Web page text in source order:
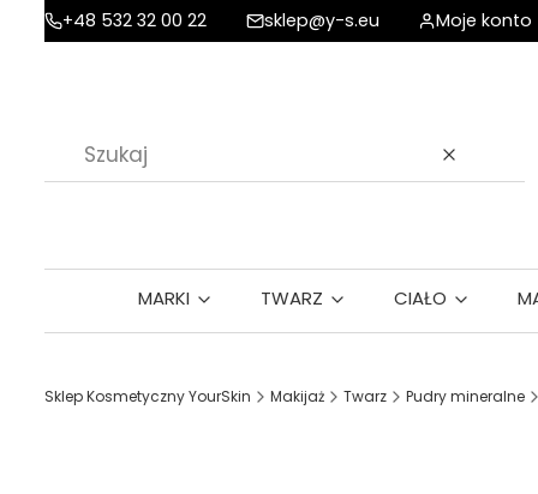
+48 532 32 00 22 sklep@y-s.eu Moje konto
Wyczyść
MARKI TWARZ CIAŁO
Sklep Kosmetyczny YourSkin Makijaż Twarz Pudry mineralne